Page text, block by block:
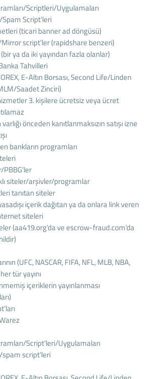
Scriptleri/Uygulamaları
Script’leri
(ticari banner ad döngüsü)
script’ler (rapidshare benzeri)
(bir ya da iki yayından fazla olanlar)
Tahvilleri
E-Altın Borsası, Second Life/Linden
Saadet Zinciri)
hizmetler 3. kişilere ücretsiz veya ücret
önceden kanıtlanmaksızın satışı izne
bankların programları
PBBG’ler
siteler/arşivler/programlar
tanıtan siteler
içerik dağıtan ya da onlara link veren
siteleri
(aa419.org’da ve escrow-fraud.com’da
(UFC, NASCAR, FIFA, NFL, MLB, NBA,
tür yayını
içeriklerin yayınlanması
Script’leri/Uygulamaları
script’leri